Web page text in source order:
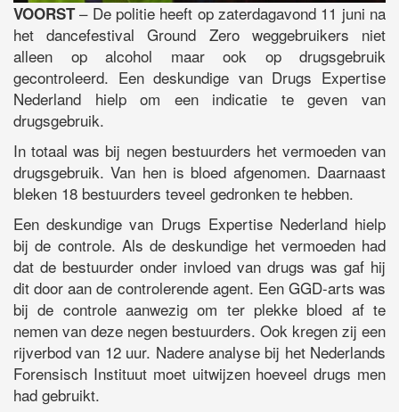
VOORST– De politie heeft op zaterdagavond 11 juni na
het dancefestival Ground Zero weggebruikers niet
alleen op alcohol maar ook op drugsgebruik
gecontroleerd. Een deskundige van Drugs Expertise
Nederland hielp om een indicatie te geven van
drugsgebruik.
In totaal was bij negen bestuurders het vermoeden van
drugsgebruik. Van hen is bloed afgenomen. Daarnaast
bleken 18 bestuurders teveel gedronken te hebben.
Een deskundige van Drugs Expertise Nederland hielp
bij de controle. Als de deskundige het vermoeden had
dat de bestuurder onder invloed van drugs was gaf hij
dit door aan de controlerende agent. Een GGD-arts was
bij de controle aanwezig om ter plekke bloed af te
nemen van deze negen bestuurders. Ook kregen zij een
rijverbod van 12 uur. Nadere analyse bij het Nederlands
Forensisch Instituut moet uitwijzen hoeveel drugs men
had gebruikt.